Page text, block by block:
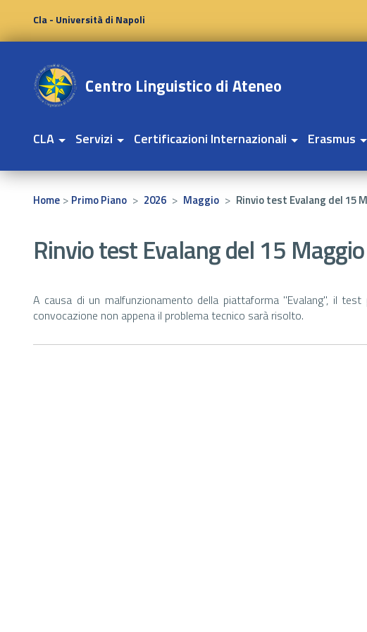
Cla - Università di Napoli
CLA Servizi Certificazioni Internazionali Erasmus
Home > Primo Piano > 2026 > Maggio > Rinvio test Evalang del 15
Rinvio test Evalang del 15
A causa di un malfunzionamento della piattaforma "Evalang", il
convocazione non appena il problema tecnico sarà risolto.